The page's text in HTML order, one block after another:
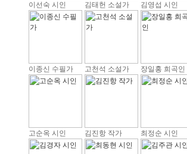
이선숙 시인 김태헌 소설가 김영섭 시인
이종신 수필가 고천석 소설가 장일홍 희곡인
고순옥 시인 김진항 작가 최정순 시인